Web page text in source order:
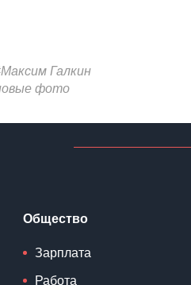
Галкин
фото
Общество
Зарплата
Работа